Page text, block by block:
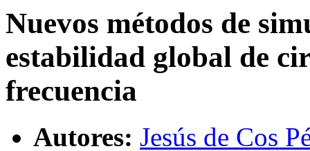
Nuevos métodos de
estabilidad global de
frecuencia
Autores: Jesús de Cos